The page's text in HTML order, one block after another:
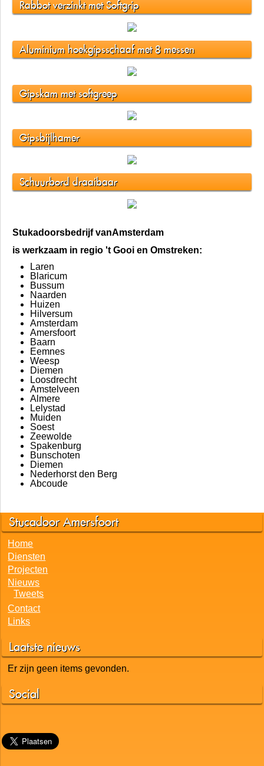
Rabbot verzinkt met Softgrip
Aluminium hoekgipsschaaf met 8 messen
Gipskam met softgreep
Gipsbijlhamer
Schuurbord draaibaar
Stukadoorsbedrijf vanAmsterdam
is werkzaam in regio 't Gooi en Omstreken:
Laren
Blaricum
Bussum
Naarden
Huizen
Hilversum
Amsterdam
Amersfoort
Baarn
Eemnes
Weesp
Diemen
Loosdrecht
Amstelveen
Almere
Lelystad
Muiden
Soest
Zeewolde
Spakenburg
Bunschoten
Diemen
Nederhorst den Berg
Abcoude
Stucadoor Amersfoort
Home
Diensten
Projecten
Nieuws
Tweets
Contact
Links
Laatste nieuws
Er zijn geen items gevonden.
Social